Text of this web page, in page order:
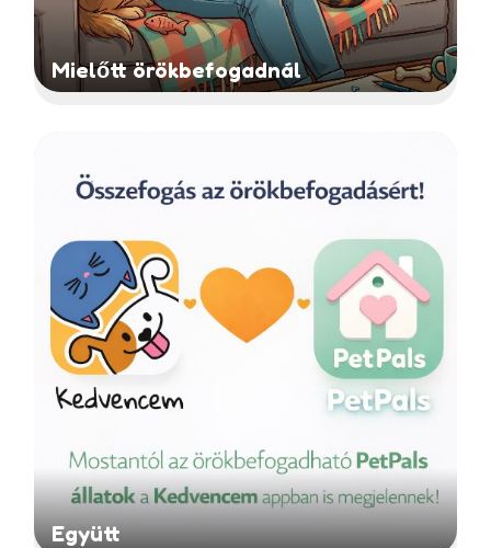
Mielőtt örökbefogadnál
Együtt